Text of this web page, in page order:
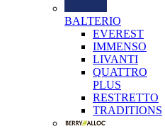
BALTERIO
EVEREST
IMMENSO
LIVANTI
QUATTRO
PLUS
RESTRETTO
TRADITIONS